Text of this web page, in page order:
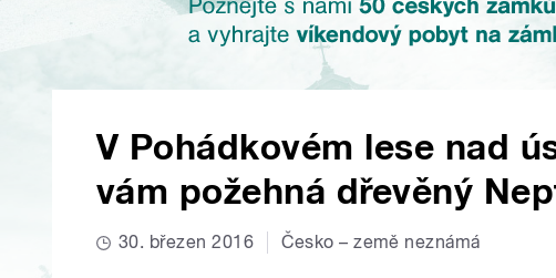
V Pohádkovém lese nad
vám požehná dřevěný
30. březen 2016 Česko – země neznámá